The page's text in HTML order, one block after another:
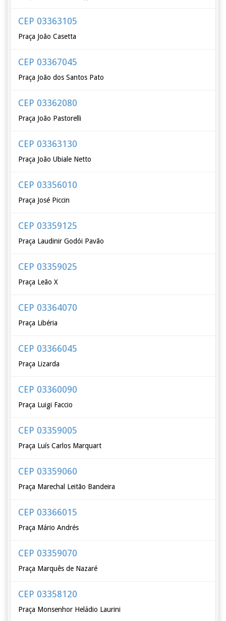
CEP 03363105
Praça João Casetta
CEP 03367045
Praça João dos Santos Pato
CEP 03362080
Praça João Pastorelli
CEP 03363130
Praça João Ubiale Netto
CEP 03356010
Praça José Piccin
CEP 03359125
Praça Laudinir Godói Pavão
CEP 03359025
Praça Leão X
CEP 03364070
Praça Libéria
CEP 03366045
Praça Lizarda
CEP 03360090
Praça Luigi Faccio
CEP 03359005
Praça Luís Carlos Marquart
CEP 03359060
Praça Marechal Leitão Bandeira
CEP 03366015
Praça Mário Andrés
CEP 03359070
Praça Marquês de Nazaré
CEP 03358120
Praça Monsenhor Heládio Laurini